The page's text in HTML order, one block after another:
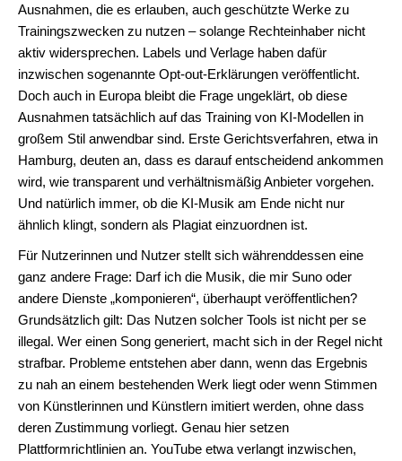
Ausnahmen, die es erlauben, auch geschützte Werke zu
Trainingszwecken zu nutzen – solange Rechteinhaber nicht
aktiv widersprechen. Labels und Verlage haben dafür
inzwischen sogenannte Opt-out-Erklärungen veröffentlicht.
Doch auch in Europa bleibt die Frage ungeklärt, ob diese
Ausnahmen tatsächlich auf das Training von KI-Modellen in
großem Stil anwendbar sind. Erste Gerichtsverfahren, etwa in
Hamburg, deuten an, dass es darauf entscheidend ankommen
wird, wie transparent und verhältnismäßig Anbieter vorgehen.
Und natürlich immer, ob die KI-Musik am Ende nicht nur
ähnlich klingt, sondern als Plagiat einzuordnen ist.
Für Nutzerinnen und Nutzer stellt sich währenddessen eine
ganz andere Frage: Darf ich die Musik, die mir Suno oder
andere Dienste „komponieren“, überhaupt veröffentlichen?
Grundsätzlich gilt: Das Nutzen solcher Tools ist nicht per se
illegal. Wer einen Song generiert, macht sich in der Regel nicht
strafbar. Probleme entstehen aber dann, wenn das Ergebnis
zu nah an einem bestehenden Werk liegt oder wenn Stimmen
von Künstlerinnen und Künstlern imitiert werden, ohne dass
deren Zustimmung vorliegt. Genau hier setzen
Plattformrichtlinien an. YouTube etwa verlangt inzwischen,